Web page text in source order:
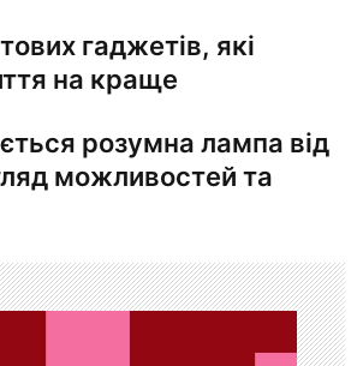
гаджетів, які
на краще
розумна лампа від
можливостей та